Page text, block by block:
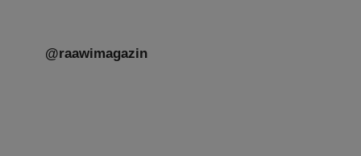
@raawimagazin